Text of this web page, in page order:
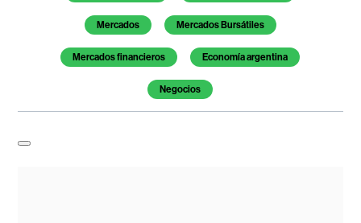
Mercados Mercados Bursátiles
Mercados financieros Economía argentina
Negocios